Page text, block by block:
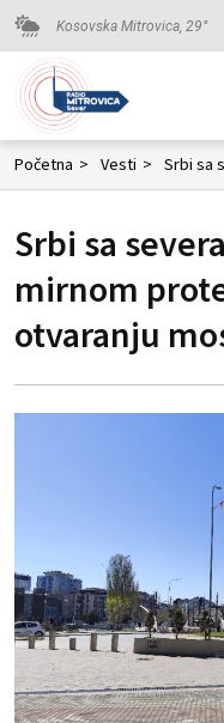
Kosovska Mitrovica, 29°
Početna > Vesti >
Srbi sa
mirnom
otvaranju